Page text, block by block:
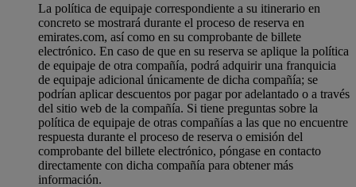
La política de equipaje correspondiente a su itinerario en
concreto se mostrará durante el proceso de reserva en
emirates.com, así como en su comprobante de billete
electrónico. En caso de que en su reserva se aplique la política
de equipaje de otra compañía, podrá adquirir una franquicia
de equipaje adicional únicamente de dicha compañía; se
podrían aplicar descuentos por pagar por adelantado o a través
del sitio web de la compañía. Si tiene preguntas sobre la
política de equipaje de otras compañías a las que no encuentre
respuesta durante el proceso de reserva o emisión del
comprobante del billete electrónico, póngase en contacto
directamente con dicha compañía para obtener más
información.